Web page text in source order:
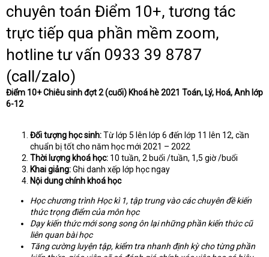
chuyên toán Điểm 10+, tương tác
trực tiếp qua phần mềm zoom,
hotline tư vấn 0933 39 8787
(call/zalo)
Điểm 10+ Chiêu sinh đợt 2 (cuối) Khoá hè 2021 Toán, Lý, Hoá, Anh lớp
6-12
Đối tượng học sinh:Từ lớp 5 lên lớp 6 đến lớp 11 lên 12, cần
chuẩn bị tốt cho năm học mới 2021 – 2022
Thời lượng khoá học: 10 tuần, 2 buổi /tuần, 1,5 giờ /buổi
Khai giảng:Ghi danh xếp lớp học ngay
Nội dung chính khoá học
Học chương trình Học kì 1, tập trung vào các chuyên đề kiến
thức trọng điểm của môn học
Dạy kiến thức mới song song ôn lại những phần kiến thức cũ
liên quan bài học
Tăng cường luyện tập, kiểm tra nhanh định kỳ cho từng phần